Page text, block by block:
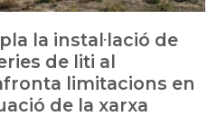
la instal·lació de
de liti al
limitacions en
de la xarxa